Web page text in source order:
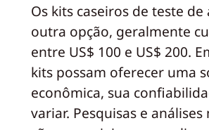
Os kits caseiros de teste de
outra opção, geralmente
entre US$ 100 e US$ 200.
kits possam oferecer uma
econômica, sua
variar. Pesquisas e